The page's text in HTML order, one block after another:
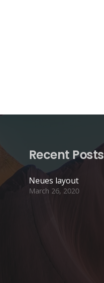
Recent Posts
Neues layout
March 26, 2020